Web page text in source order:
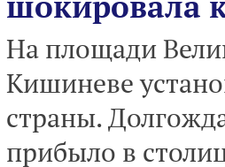
На площади
Кишиневе
страны.
прибыло в